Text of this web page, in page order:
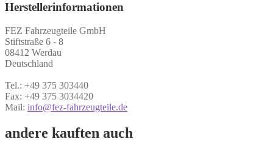
Herstellerinformationen
FEZ Fahrzeugteile GmbH
Stiftstraße 6 - 8
08412 Werdau
Deutschland
Tel.: +49 375 303440
Fax: +49 375 3034420
Mail: info@fez-fahrzeugteile.de
andere kauften auch